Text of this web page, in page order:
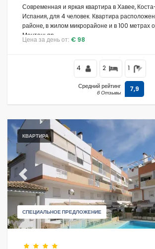
Современная и яркая квартира в Хавее,
Испания, для 4 человек. Квартира
районе, в жилом микрорайоне и в 100 метрах
Монтаньяр.
Цена за день от: € 98
4 2 1
Средний рейтинг
6 Отзывы 7,9
КВАРТИРА
СПЕЦИАЛЬНОЕ ПРЕДЛОЖЕНИЕ
Previous